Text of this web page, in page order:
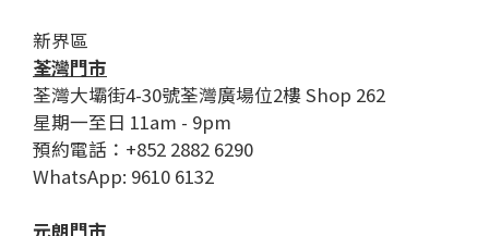
新界區
荃灣門市
荃灣大壩街4-30號荃灣廣場位2樓 Shop 262
星期一至日 11am - 9pm
預約電話：+852 2882 6290
WhatsApp: 9610 6132
元朗門市